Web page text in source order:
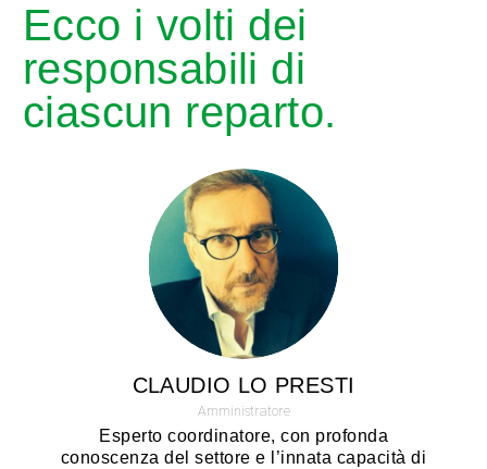
Ecco i volti dei
responsabili di
ciascun reparto.
CLAUDIO LO PRESTI
Amministratore
Esperto coordinatore, con profonda
conoscenza del settore e l’innata capacità di